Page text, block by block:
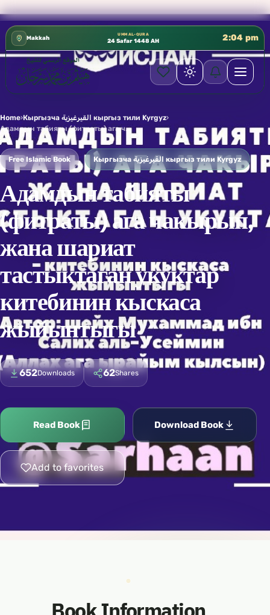
كتب الشيخ هيثم سرحان حفظه الله متوفرة مجانًا في
Makkah
UMM AL-QURA
24 Safar 1448 AH 2:04 pm
Home› Кыргызча القيرغيزية кыргыз тили Kyrgyz›
Адамдын табияты (фитраты) ага чакырып, жана шариат тастыктаган укуктар китебинин кыскаса жыйынтыгы
Free Islamic Book Кыргызча القيرغيزية кыргыз тили Kyrgyz
Адамдын табияты
(фитраты) ага чакырып,
жана шариат
тастыктаган укуктар
китебинин кыскаса
жыйынтыгы
652Downloads 62Shares
Read Book Download Book
Add to favorites